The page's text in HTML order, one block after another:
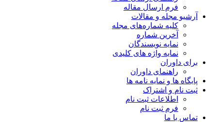
فرم ارسال مقاله
آرشیو مجله و مقالات
کلیه شماره‌های مجله
آخرین شماره
نمایه نویسندگان
نمایه واژه های کلیدی
برای داوران
راهنمای داوران
پایگاه ها و نمایه نامه ها
ثبت نام و اشتراک
اطلاعات ثبت نام
فرم ثبت نام
تماس با ما